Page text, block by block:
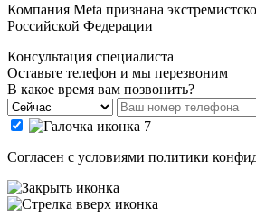
Компания Meta признана
Российской Федерации
Консультация специалиста
Оставьте телефон и мы перезвоним
В какое время вам позвонить?
Cогласен с условиями политики